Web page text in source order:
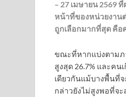
– 27 เมษายน 2569
หน้าที่ของหน่วยงาน
ถูกเลือกมากที่สุด คือ
ขณะที่หากแบ่งตามภ
สูงสุด 26.7% และคน
เดียวกันแม้บางพื้นที่
กล่าวยังไม่สูงพอที่จ